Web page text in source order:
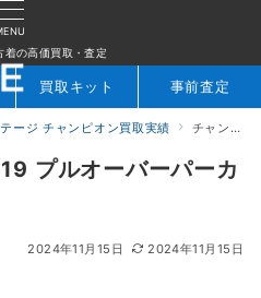
着の高価買取・査定
買取キット 事前査定
ージ チャンピオン買取実績 チャンピオン C3-S119 プルオーバーパーカー 買取実績
プルオーバーパーカ
2024年11月15日 2024年11月15日